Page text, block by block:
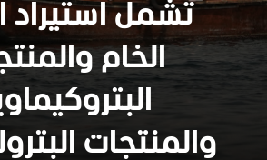
تشمل استيراد
الخام
والمنتجات